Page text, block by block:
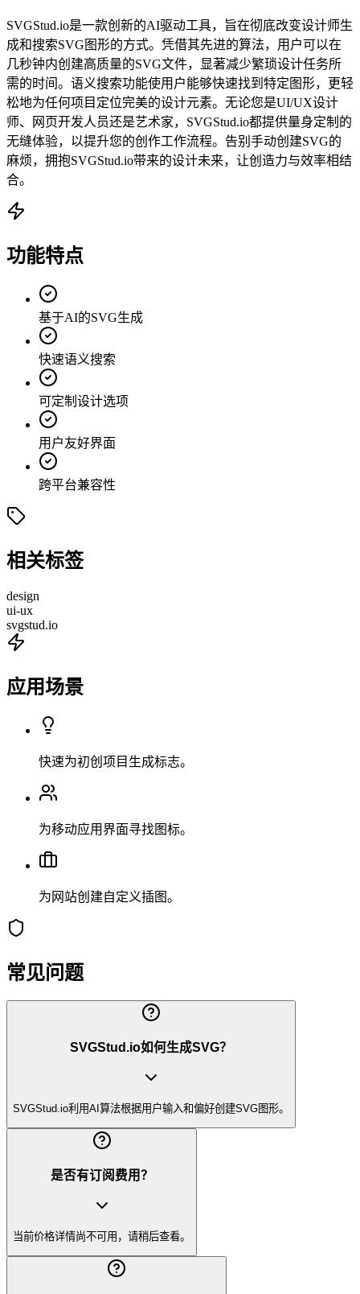
SVGStud.io是一款创新的AI驱动工具，旨在彻底改变设计师生
成和搜索SVG图形的方式。凭借其先进的算法，用户可以在
几秒钟内创建高质量的SVG文件，显著减少繁琐设计任务所
需的时间。语义搜索功能使用户能够快速找到特定图形，更轻
松地为任何项目定位完美的设计元素。无论您是UI/UX设计
师、网页开发人员还是艺术家，SVGStud.io都提供量身定制的
无缝体验，以提升您的创作工作流程。告别手动创建SVG的
麻烦，拥抱SVGStud.io带来的设计未来，让创造力与效率相结
合。
功能特点
基于AI的SVG生成
快速语义搜索
可定制设计选项
用户友好界面
跨平台兼容性
相关标签
design
ui-ux
svgstud.io
应用场景
快速为初创项目生成标志。
为移动应用界面寻找图标。
为网站创建自定义插图。
常见问题
SVGStud.io如何生成SVG？
SVGStud.io利用AI算法根据用户输入和偏好创建SVG图形。
是否有订阅费用？
当前价格详情尚不可用，请稍后查看。